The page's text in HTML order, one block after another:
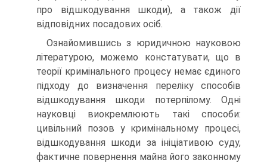
про відшкодування шкоди), а також дії
відповідних посадових осіб.
Ознайомившись з юридичною науковою
літературою, можемо констатувати, що в
теорії кримінального процесу немає єдиного
підходу до визначення переліку способів
відшкодування шкоди потерпілому. Одні
науковці виокремлюють такі способи:
цивільний позов у кримінальному процесі,
відшкодування шкоди за ініціативою суду,
фактичне повернення майна його законному